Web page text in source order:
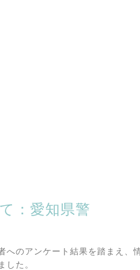
：愛知県警
のアンケート結果を踏まえ、
した。